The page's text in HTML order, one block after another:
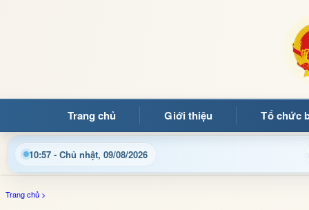
Trang chủ Giới thiệu Tổ chức
10:57 - Chủ nhật, 09/08/2026
Chào mừng quý bạn đọc đến với Trang thông tin
Trang chủ >